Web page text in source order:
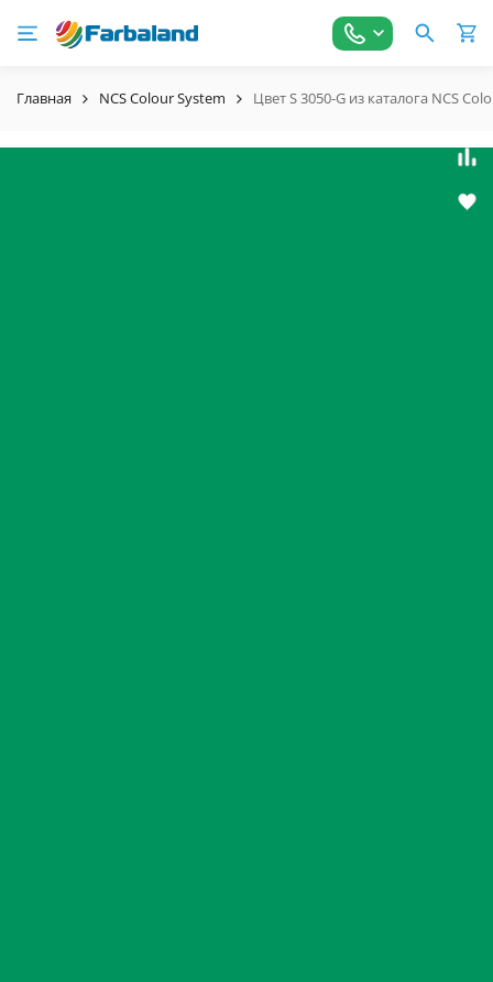
Главная NCS Colour System Цвет S 3050-G из каталога NCS